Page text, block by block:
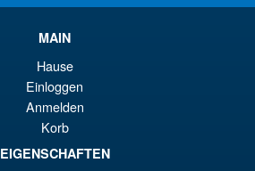
Marvel MAFEX No 218 X-Men
Phoenix Comic Version
MAIN
Hause
Einloggen
Anmelden
Korb
EIGENSCHAFTEN